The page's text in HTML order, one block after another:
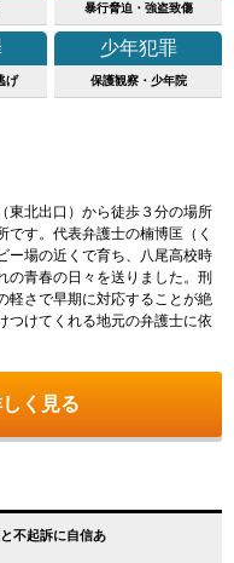
暴行脅迫・強盗致傷
げ
少年犯罪
保護観察・少年院
東北出口）から徒歩３分の場所
です。代表弁護士の楠博匡（く
ー場の近くで育ち、八尾高校時
の青春の日々を送りました。刑
軽さで早期に対応することが絶
つけてくれる地元の弁護士に依
く見る
不起訴に自信あ